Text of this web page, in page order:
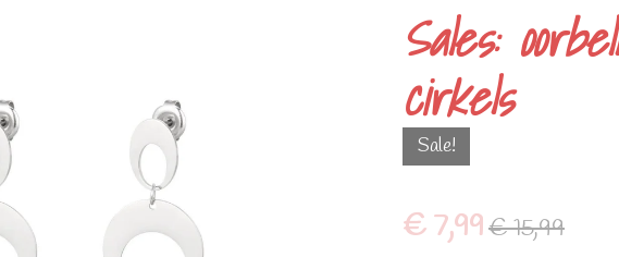
Sales:
cirkels
Sale!
€ 7,99€ 15,99